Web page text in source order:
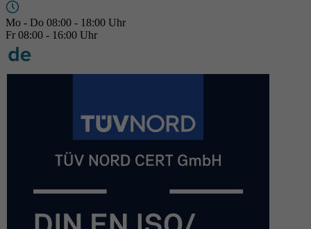
Mo - Do 08:00 - 18:00 Uhr
Fr 08:00 - 16:00 Uhr